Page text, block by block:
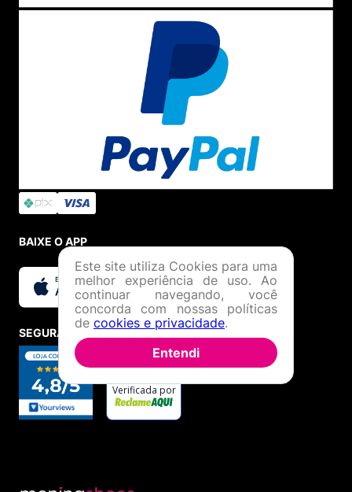
BAIXE O APP
SEGURANÇA E CREDIBILIDADE
Este site utiliza Cookies para uma
melhor experiência de uso. Ao
continuar navegando, você
concorda com nossas políticas
de cookies e privacidade.
Entendi